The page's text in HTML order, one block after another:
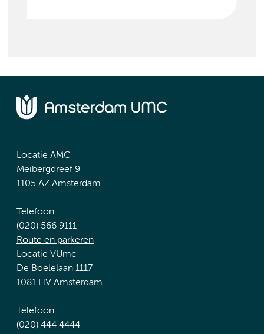
Locatie AMC
Meibergdreef 9
1105 AZ Amsterdam
Telefoon:
(020) 566 9111
Route en parkeren
Locatie VUmc
De Boelelaan 1117
1081 HV Amsterdam
Telefoon:
(020) 444 4444